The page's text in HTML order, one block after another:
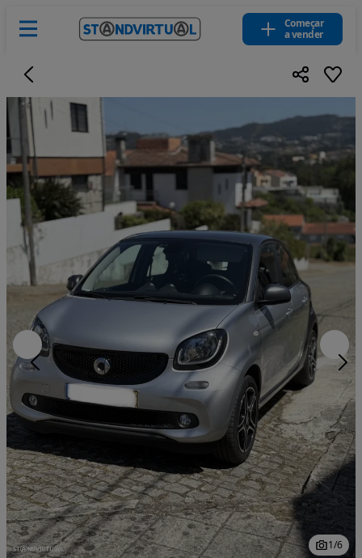
Começar
a vender
1/6